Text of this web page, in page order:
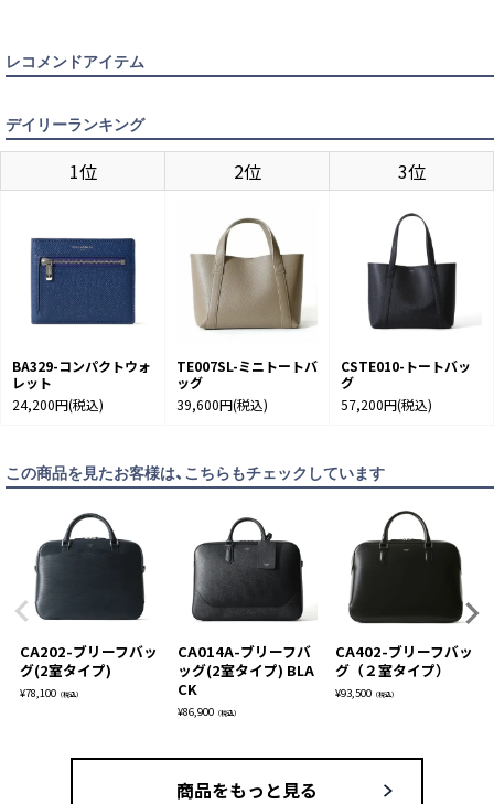
レコメンドアイテム
デイリーランキング
1位 2位 3位
BA329-コンパクトウォ
レット
24,200円(税込)
TE007SL-ミニトートバ
ッグ
39,600円(税込)
CSTE010-トートバッ
グ
57,200円(税込)
この商品を見たお客様は、こちらもチェックしています
CA202-ブリーフバッ
グ(2室タイプ)
¥78,100 （税込）
CA014A-ブリーフバ
ッグ(2室タイプ) BLA
CK
¥86,900 （税込）
CA402-ブリーフバッ
グ（２室タイプ）
¥93,500 （税込）
商品をもっと見る